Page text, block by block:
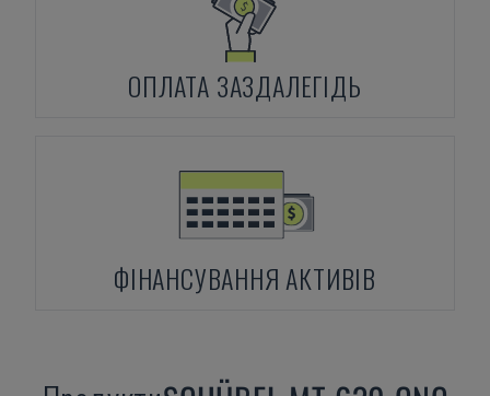
ОПЛАТА ЗАЗДАЛЕГІДЬ
ФІНАНСУВАННЯ АКТИВІВ